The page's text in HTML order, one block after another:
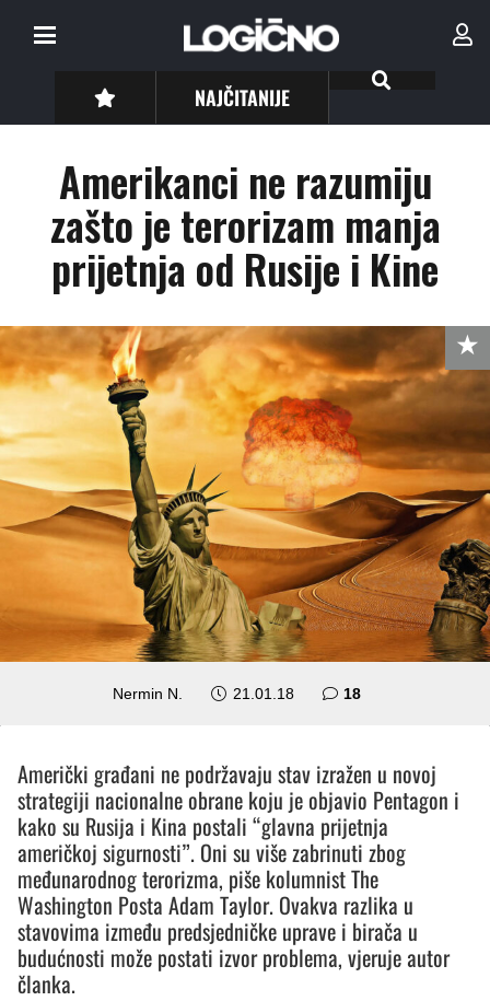
NAJČITANIJE
Amerikanci ne razumiju
zašto je terorizam manja
prijetnja od Rusije i Kine
Nermin N. 21.01.18 18komentara
Američki građani ne podržavaju stav izražen u novoj
strategiji nacionalne obrane koju je objavio Pentagon i
kako su Rusija i Kina postali “glavna prijetnja
američkoj sigurnosti”. Oni su više zabrinuti zbog
međunarodnog terorizma, piše kolumnist The
Washington Posta Adam Taylor. Ovakva razlika u
stavovima između predsjedničke uprave i birača u
budućnosti može postati izvor problema, vjeruje autor
članka.